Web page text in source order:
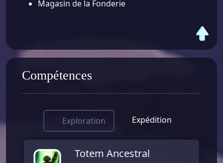
Magasin de la Fonderie
Compétences
Exploration Expédition
Totem Ancestral